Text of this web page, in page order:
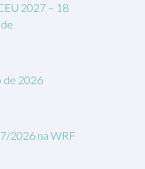
2027 – 18
de 2026
2026 na WRF